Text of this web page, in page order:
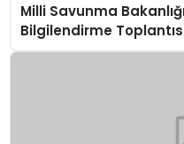
Milli Savunma
Bilgilendirme